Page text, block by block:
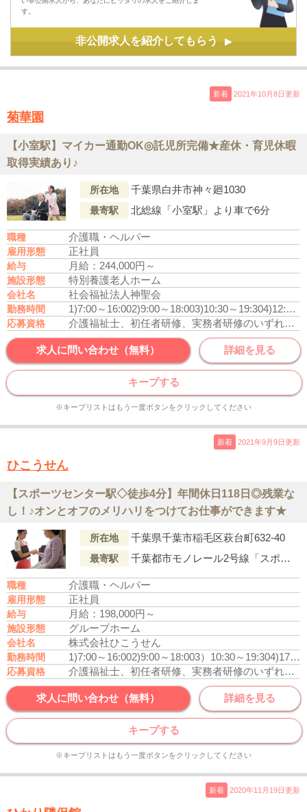
す。
非公開求人を紹介してもらう ▶
新着 2021年10月8日更新
菊華園
【小室駅】マイカー通勤OK◎託児所完備★産休・育児休暇
取得実績あり♪
所在地 千葉県白井市神々廻1030
最寄駅 北総線「小室駅」より車で6分
職種 介護職・ヘルパー
雇用形態 正社員
給与 月給：244,000円～
施設形態 特別養護老人ホーム
会社名 社会福祉法人神聖会
勤務時間 1)7:00～16:002)9:00～18:003)10:30～19:304)12:00～21:00
応募資格 介護福祉士、初任者研修、実務者研修のいずれかの資格をお持ちの方
求人に問い合わせ（無料） 詳細を見る
キープする
※キープリストはもう一度ボタンをクリックしてください
新着 2021年9月9日更新
ひこうせん
【スポーツセンター駅◇徒歩4分】年間休日118日◎残業な
し！♪オンとオフのメリハリをつけてお仕事ができます★
所在地 千葉県千葉市稲毛区萩台町632-40
最寄駅 千葉都市モノレール2号線「スポーツセンター駅」より徒歩4分
職種 介護職・ヘルパー
雇用形態 正社員
給与 月給：198,000円～
施設形態 グループホーム
会社名 株式会社ひこうせん
勤務時間 1)7:00～16:002)9:00～18:003）10:30～19:304)17:00～9:00
応募資格 介護福祉士、初任者研修、実務者研修のいずれかの資格をお持ちの方
求人に問い合わせ（無料） 詳細を見る
キープする
※キープリストはもう一度ボタンをクリックしてください
新着 2020年11月19日更新